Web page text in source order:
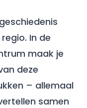
In de
maak je
deze
– allemaal
samen